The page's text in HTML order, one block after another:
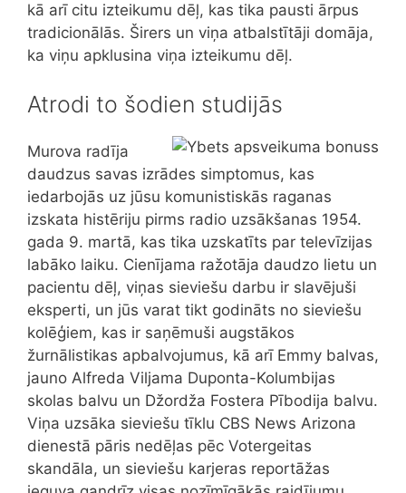
kā arī citu izteikumu dēļ, kas tika pausti ārpus
tradicionālās. Širers un viņa atbalstītāji domāja,
ka viņu apklusina viņa izteikumu dēļ.
Atrodi to šodien studijās
Murova radīja
daudzus savas izrādes simptomus, kas
iedarbojās uz jūsu komunistiskās raganas
izskata histēriju pirms radio uzsākšanas 1954.
gada 9. martā, kas tika uzskatīts par televīzijas
labāko laiku. Cienījama ražotāja daudzo lietu un
pacientu dēļ, viņas sieviešu darbu ir slavējuši
eksperti, un jūs varat tikt godināts no sieviešu
kolēģiem, kas ir saņēmuši augstākos
žurnālistikas apbalvojumus, kā arī Emmy balvas,
jauno Alfreda Viljama Duponta-Kolumbijas
skolas balvu un Džordža Fostera Pībodija balvu.
Viņa uzsāka sieviešu tīklu CBS News Arizona
dienestā pāris nedēļas pēc Votergeitas
skandāla, un sieviešu karjeras reportāžas